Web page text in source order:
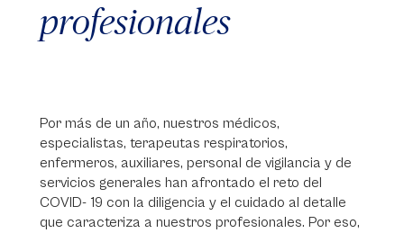
profesionales
Por más de un año, nuestros médicos,
especialistas, terapeutas respiratorios,
enfermeros, auxiliares, personal de vigilancia y de
servicios generales han afrontado el reto del
COVID- 19 con la diligencia y el cuidado al detalle
que caracteriza a nuestros profesionales. Por eso,